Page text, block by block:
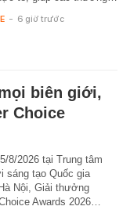
- 6 giờ trước
biên giới,
Choice
8/2026 tại Trung tâm
sáng tạo Quốc gia
Nội, Giải thưởng
Awards 2026…